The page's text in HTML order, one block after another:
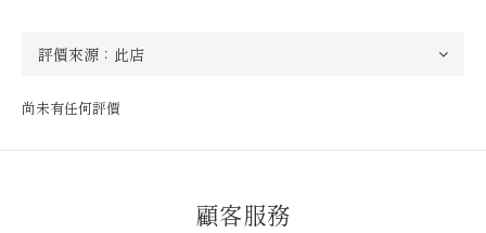
尚未有任何評價
顧客服務